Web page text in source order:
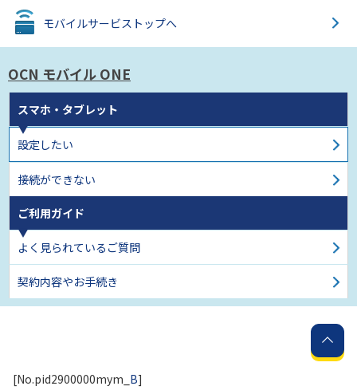
6/6
モバイルサービス トップへ
OCN モバイル ONE
スマホ・タブレット
設定したい
接続ができない
ご利用ガイド
よく見られているご質問
契約内容やお手続き
[No.pid2900000mym_ B]